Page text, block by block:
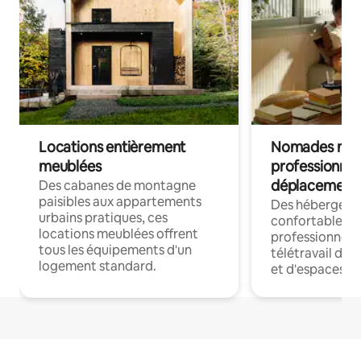
Locations entièrement
meublées
Des cabanes de montagne
paisibles aux appartements
urbains pratiques, ces
locations meublées offrent
tous les équipements d'un
logement standard.
Nomades
déplacement
Des
confortables
professionnels
télétravail
et d'espaces